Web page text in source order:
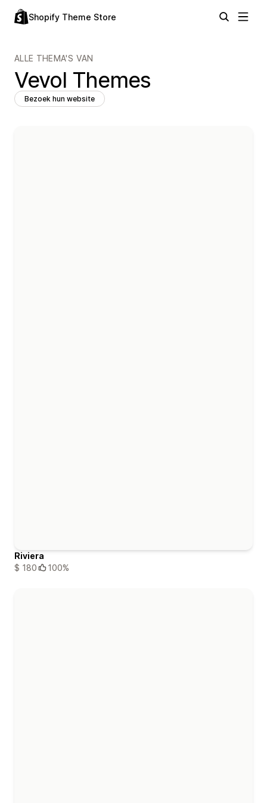
Shopify Theme Store
ALLE THEMA'S VAN
Vevol Themes
Bezoek hun website
Riviera
$ 180
100%